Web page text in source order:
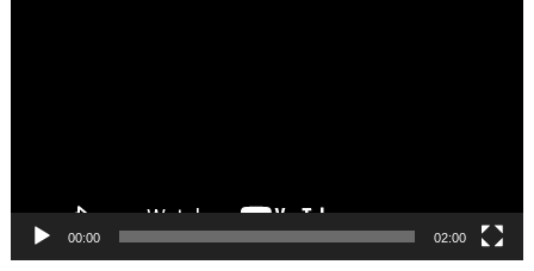
00:00 02:00